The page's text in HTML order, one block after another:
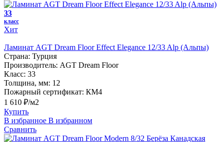
33
класс
Хит
Ламинат AGT Dream Floor Effect Elegance 12/33 Alp (Альпы)
Страна: Турция
Производитель: AGT Dream Floor
Класс: 33
Толщина, мм: 12
Пожарный сертификат: КМ4
1 610 ₽/м2
Купить
В избранное В избранном
Сравнить